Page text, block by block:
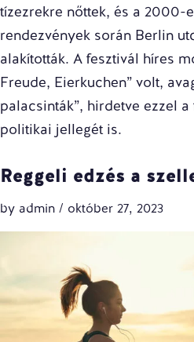
tízezrekre nőttek, és a 2000-
rendezvények során Berlin
alakították. A fesztivál híres
Freude, Eierkuchen” volt,
palacsinták”, hirdetve ezzel
politikai jellegét is.
Reggeli edzés a
by admin / október 27, 2023